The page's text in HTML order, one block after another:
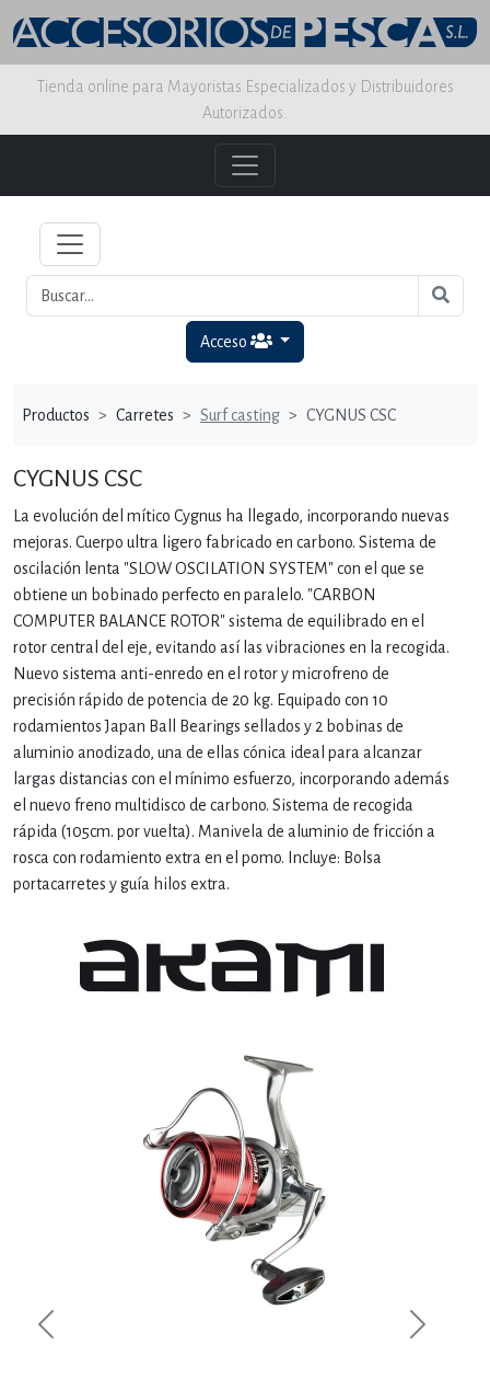
Tienda online para Mayoristas Especializados y Distribuidores
Autorizados.
Acceso
Productos Carretes Surf casting CYGNUS CSC
CYGNUS CSC
La evolución del mítico Cygnus ha llegado, incorporando nuevas
mejoras. Cuerpo ultra ligero fabricado en carbono. Sistema de
oscilación lenta "SLOW OSCILATION SYSTEM" con el que se
obtiene un bobinado perfecto en paralelo. "CARBON
COMPUTER BALANCE ROTOR" sistema de equilibrado en el
rotor central del eje, evitando así las vibraciones en la recogida.
Nuevo sistema anti-enredo en el rotor y microfreno de
precisión rápido de potencia de 20 kg. Equipado con 10
rodamientos Japan Ball Bearings sellados y 2 bobinas de
aluminio anodizado, una de ellas cónica ideal para alcanzar
largas distancias con el mínimo esfuerzo, incorporando además
el nuevo freno multidisco de carbono. Sistema de recogida
rápida (105cm. por vuelta). Manivela de aluminio de fricción a
rosca con rodamiento extra en el pomo. Incluye: Bolsa
portacarretes y guía hilos extra.
Previous Next